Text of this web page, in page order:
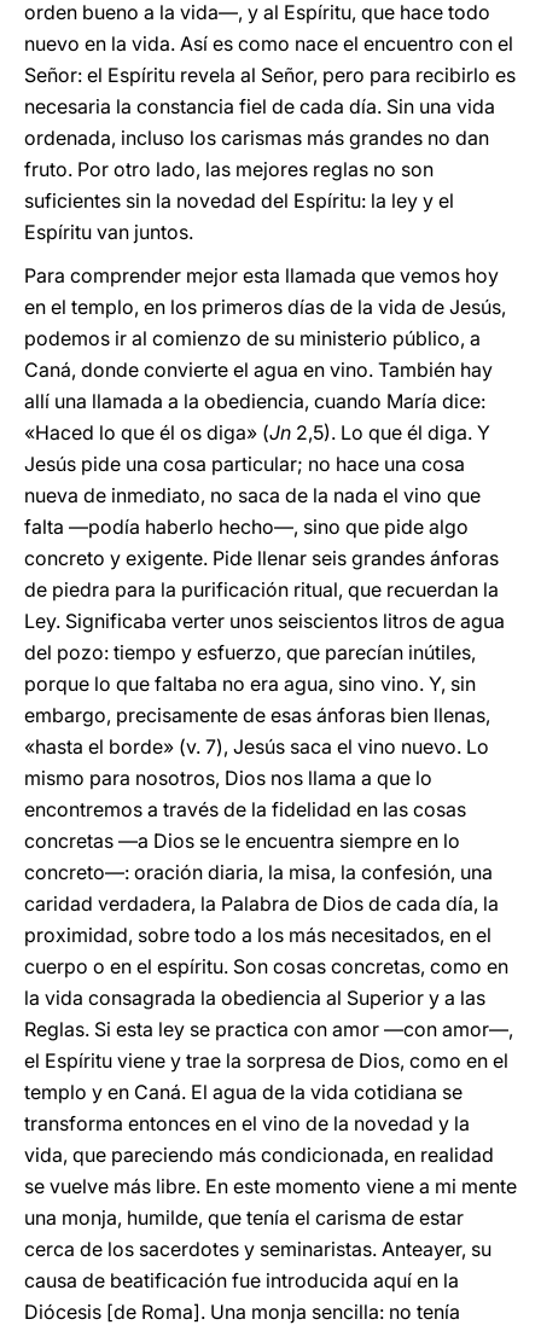
orden bueno a la vida—, y al Espíritu, que hace todo
nuevo en la vida. Así es como nace el encuentro con el
Señor: el Espíritu revela al Señor, pero para recibirlo es
necesaria la constancia fiel de cada día. Sin una vida
ordenada, incluso los carismas más grandes no dan
fruto. Por otro lado, las mejores reglas no son
suficientes sin la novedad del Espíritu: la ley y el
Espíritu van juntos.
Para comprender mejor esta llamada que vemos hoy
en el templo, en los primeros días de la vida de Jesús,
podemos ir al comienzo de su ministerio público, a
Caná, donde convierte el agua en vino. También hay
allí una llamada a la obediencia, cuando María dice:
«Haced lo que él os diga» (Jn 2,5). Lo que él diga. Y
Jesús pide una cosa particular; no hace una cosa
nueva de inmediato, no saca de la nada el vino que
falta —podía haberlo hecho—, sino que pide algo
concreto y exigente. Pide llenar seis grandes ánforas
de piedra para la purificación ritual, que recuerdan la
Ley. Significaba verter unos seiscientos litros de agua
del pozo: tiempo y esfuerzo, que parecían inútiles,
porque lo que faltaba no era agua, sino vino. Y, sin
embargo, precisamente de esas ánforas bien llenas,
«hasta el borde» (v. 7), Jesús saca el vino nuevo. Lo
mismo para nosotros, Dios nos llama a que lo
encontremos a través de la fidelidad en las cosas
concretas —a Dios se le encuentra siempre en lo
concreto—: oración diaria, la misa, la confesión, una
caridad verdadera, la Palabra de Dios de cada día, la
proximidad, sobre todo a los más necesitados, en el
cuerpo o en el espíritu. Son cosas concretas, como en
la vida consagrada la obediencia al Superior y a las
Reglas. Si esta ley se practica con amor —con amor—,
el Espíritu viene y trae la sorpresa de Dios, como en el
templo y en Caná. El agua de la vida cotidiana se
transforma entonces en el vino de la novedad y la
vida, que pareciendo más condicionada, en realidad
se vuelve más libre. En este momento viene a mi mente
una monja, humilde, que tenía el carisma de estar
cerca de los sacerdotes y seminaristas. Anteayer, su
causa de beatificación fue introducida aquí en la
Diócesis [de Roma]. Una monja sencilla: no tenía